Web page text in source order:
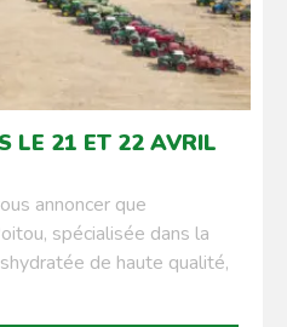
LE 21 ET 22 AVRIL
annoncer que
spécialisée dans la
de haute qualité,